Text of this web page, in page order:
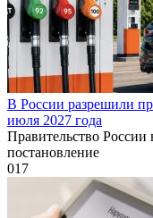
В России разрешили
июля 2027 года
Правительство
постановление
017